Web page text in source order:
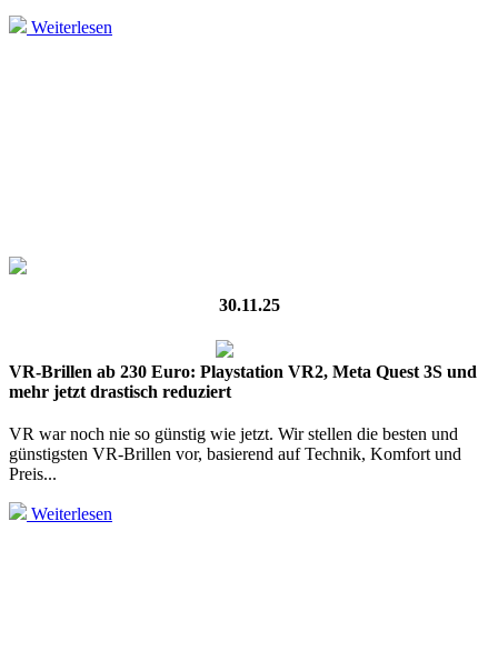
Weiterlesen
30.11.25
VR-Brillen ab 230 Euro: Playstation VR2, Meta Quest 3S und
mehr jetzt drastisch reduziert
VR war noch nie so günstig wie jetzt. Wir stellen die besten und
günstigsten VR-Brillen vor, basierend auf Technik, Komfort und
Preis...
Weiterlesen